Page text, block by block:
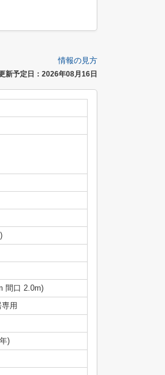
情報の見方
新予定日：2026年08月16日
間口 2.0m)
用
)